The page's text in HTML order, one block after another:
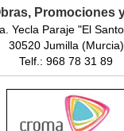
Promociones
Yecla Paraje "El
30520 Jumilla (Murcia)
Telf.: 968 78 31 89